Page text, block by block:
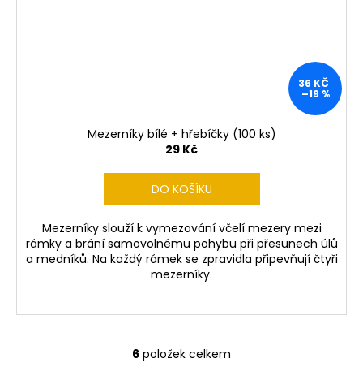
36 KČ
–19 %
Mezerníky bílé + hřebíčky (100 ks)
29 Kč
DO KOŠÍKU
Mezerníky slouží k vymezování včelí mezery mezi
rámky a brání samovolnému pohybu při přesunech úlů
a medníků. Na každý rámek se zpravidla připevňují čtyři
mezerníky.
O
6 položek celkem